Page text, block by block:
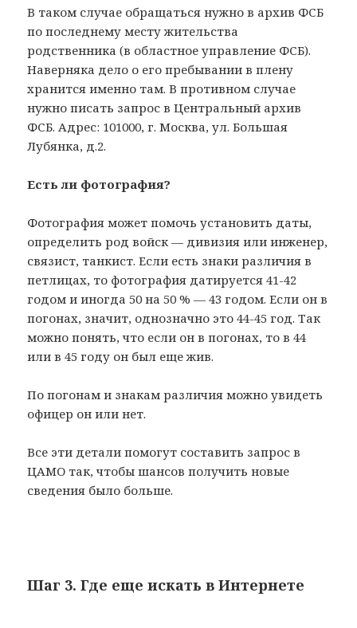
В таком случае обращаться нужно в архив ФСБ
по последнему месту жительства
родственника (в областное управление ФСБ).
Наверняка дело о его пребывании в плену
хранится именно там. В противном случае
нужно писать запрос в Центральный архив
ФСБ. Адрес: 101000, г. Москва, ул. Большая
Лубянка, д.2.
Есть ли фотография?
Фотография может помочь установить даты,
определить род войск — дивизия или инженер,
связист, танкист. Если есть знаки различия в
петлицах, то фотография датируется 41-42
годом и иногда 50 на 50 % — 43 годом. Если он в
погонах, значит, однозначно это 44-45 год. Так
можно понять, что если он в погонах, то в 44
или в 45 году он был еще жив.
По погонам и знакам различия можно увидеть
офицер он или нет.
Все эти детали помогут составить запрос в
ЦАМО так, чтобы шансов получить новые
сведения было больше.
Шаг 3. Где еще искать в Интернете